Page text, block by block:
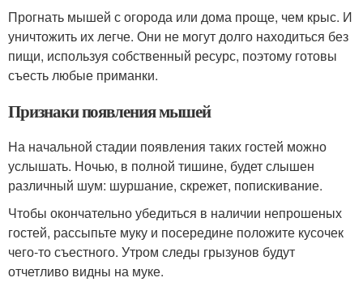
Прогнать мышей с огорода или дома проще, чем крыс. И
уничтожить их легче. Они не могут долго находиться без
пищи, используя собственный ресурс, поэтому готовы
съесть любые приманки.
Признаки появления мышей
На начальной стадии появления таких гостей можно
услышать. Ночью, в полной тишине, будет слышен
различный шум: шуршание, скрежет, попискивание.
Чтобы окончательно убедиться в наличии непрошеных
гостей, рассыпьте муку и посередине положите кусочек
чего-то съестного. Утром следы грызунов будут
отчетливо видны на муке.